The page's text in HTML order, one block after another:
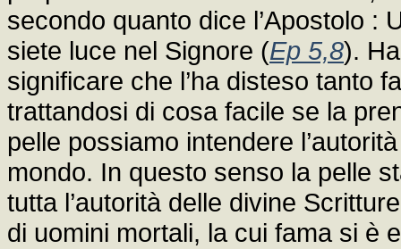
secondo quanto dice l’Apostolo :
siete luce nel Signore (Ep 5,8).
significare che l’ha disteso tanto
trattandosi di cosa facile se la
pelle possiamo intendere
mondo. In questo senso la pelle
tutta l’autorità delle divine
di uomini mortali, la cui fama si è